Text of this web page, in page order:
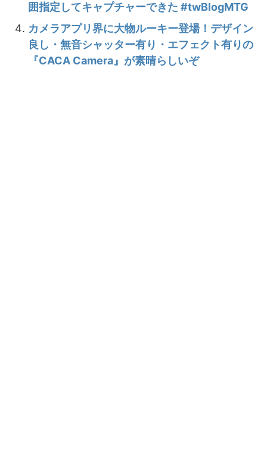
囲指定してキャプチャーできた #twBlogMTG
カメラアプリ界に大物ルーキー登場！デザイン
良し・無音シャッター有り・エフェクト有りの
『CACA Camera』が素晴らしいぞ